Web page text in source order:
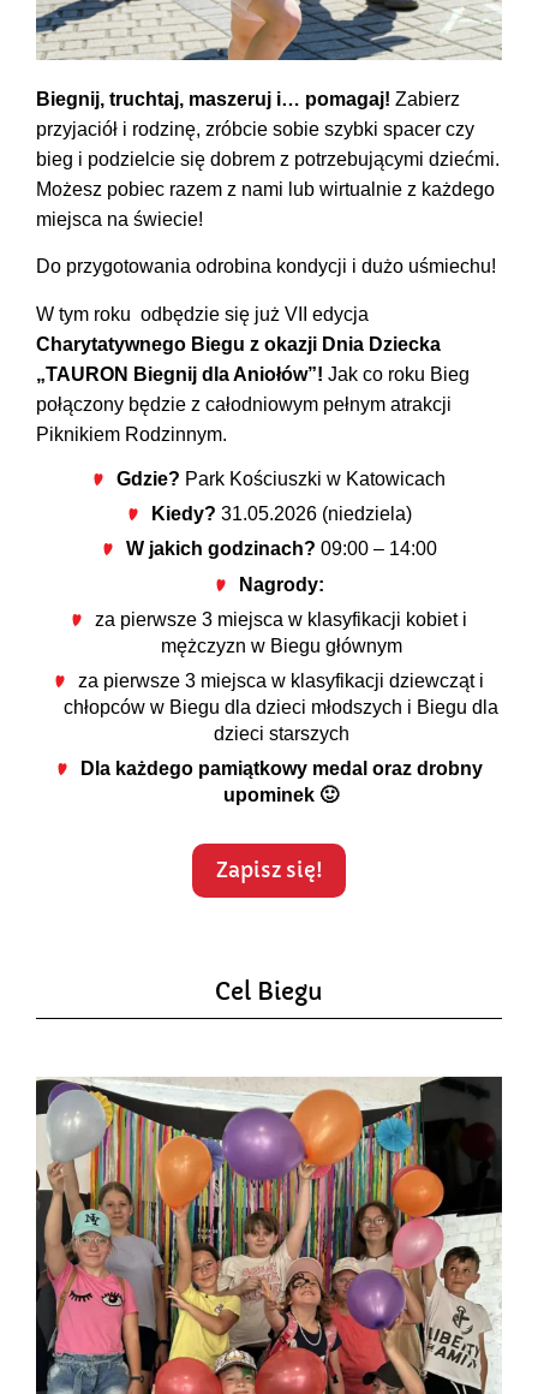
Biegnij, truchtaj, maszeruj i… pomagaj! Zabierz
przyjaciół i rodzinę, zróbcie sobie szybki spacer czy
bieg i podzielcie się dobrem z potrzebującymi dziećmi.
Możesz pobiec razem z nami lub wirtualnie z każdego
miejsca na świecie!
Do przygotowania odrobina kondycji i dużo uśmiechu!
W tym roku odbędzie się już VII edycja
Charytatywnego Biegu z okazji Dnia Dziecka
„TAURON Biegnij dla Aniołów”! Jak co roku Bieg
połączony będzie z całodniowym pełnym atrakcji
Piknikiem Rodzinnym.
Gdzie? Park Kościuszki w Katowicach
Kiedy? 31.05.2026 (niedziela)
W jakich godzinach? 09:00 – 14:00
Nagrody:
za pierwsze 3 miejsca w klasyfikacji kobiet i
mężczyzn w Biegu głównym
za pierwsze 3 miejsca w klasyfikacji dziewcząt i
chłopców w Biegu dla dzieci młodszych i Biegu dla
dzieci starszych
Dla każdego pamiątkowy medal oraz drobny
upominek 🙂
Zapisz się!
Cel Biegu